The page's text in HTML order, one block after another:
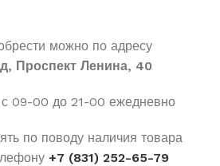
можно по адресу
Проспект Ленина, 40
с 09-00 до 21-00 ежедневно
по поводу наличия товара
+7 (831) 252-65-79